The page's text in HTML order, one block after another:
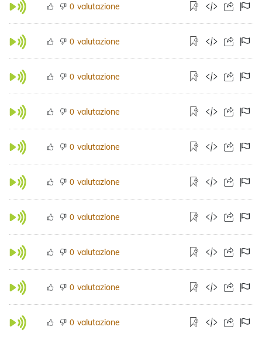
0 valutazione
0 valutazione
0 valutazione
0 valutazione
0 valutazione
0 valutazione
0 valutazione
0 valutazione
0 valutazione
0 valutazione